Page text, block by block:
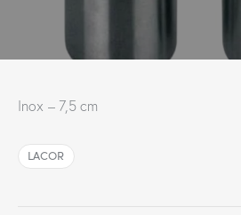
Inox – 7,5 cm
LACOR